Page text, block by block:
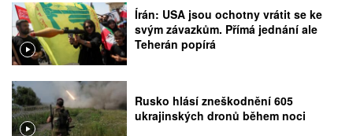
Írán: USA jsou ochotny vrátit se ke
svým závazkům. Přímá jednání ale
Teherán popírá
Rusko hlásí zneškodnění 605
ukrajinských dronů během noci